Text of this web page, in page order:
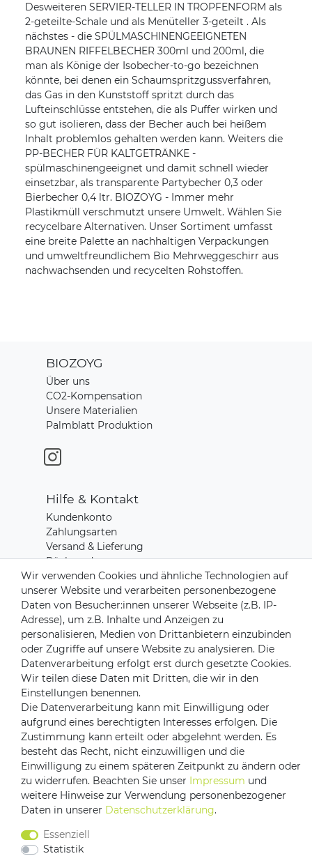
Desweiteren SERVIER-TELLER IN TROPFENFORM als
2-geteilte-Schale und als Menüteller 3-geteilt . Als
nächstes - die SPÜLMASCHINENGEEIGNETEN
BRAUNEN RIFFELBECHER 300ml und 200ml, die
man als Könige der Isobecher-to-go bezeichnen
könnte, bei denen ein Schaumspritzgussverfahren,
das Gas in den Kunststoff spritzt durch das
Lufteinschlüsse entstehen, die als Puffer wirken und
so gut isolieren, dass der Becher auch bei heißem
Inhalt problemlos gehalten werden kann. Weiters die
PP-BECHER FÜR KALTGETRÄNKE -
spülmaschinengeeignet und damit schnell wieder
einsetzbar, als transparente Partybecher 0,3 oder
Bierbecher 0,4 ltr. BIOZOYG - Immer mehr
Plastikmüll verschmutzt unsere Umwelt. Wählen Sie
recycelbare Alternativen. Unser Sortiment umfasst
eine breite Palette an nachhaltigen Verpackungen
und umweltfreundlichem Bio Mehrweggeschirr aus
nachwachsenden und recycelten Rohstoffen.
BIOZOYG
Über uns
CO2-Kompensation
Unsere Materialien
Palmblatt Produktion
Hilfe & Kontakt
Kundenkonto
Zahlungsarten
Versand & Lieferung
Rücksendungen
Kontakt zu uns
Zahlungsanbieter
Versandpartner
Impressum Daten­schutz­erklärung
Barrierefreiheitserklärung
Wir verwenden Cookies und ähnliche Technologien auf
unserer Website und verarbeiten personenbezogene
Daten von Besucher:innen unserer Webseite (z.B. IP-
Adresse), um z.B. Inhalte und Anzeigen zu
personalisieren, Medien von Drittanbietern einzubinden
oder Zugriffe auf unsere Website zu analysieren. Die
Datenverarbeitung erfolgt erst durch gesetzte Cookies.
Wir teilen diese Daten mit Dritten, die wir in den
Einstellungen benennen.
Die Datenverarbeitung kann mit Einwilligung oder
aufgrund eines berechtigten Interesses erfolgen. Die
Zustimmung kann erteilt oder abgelehnt werden. Es
besteht das Recht, nicht einzuwilligen und die
Einwilligung zu einem späteren Zeitpunkt zu ändern oder
zu widerrufen. Beachten Sie unser Impressum und
weitere Hinweise zur Verwendung personenbezogener
Daten in unserer Daten­schutz­erklärung.
Essenziell
Statistik